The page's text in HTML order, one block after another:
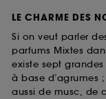
LE CHARME DES
Si on veut parler
parfums Mixtes
existe sept
à base d’agrumes
aussi de musc, de